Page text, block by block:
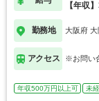
【年収
勤務地 大阪府 大
アクセス ※お問い
年収500万円以上可 未